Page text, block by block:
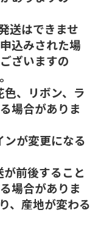
送はできませ
込みされた場
ざいますの
、リボン、ラ
場合がありま
が変更になる
前後すること
場合がありま
、産地が変わる